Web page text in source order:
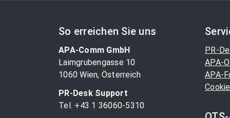
So erreichen Sie uns
APA-Comm GmbH
Laimgrubengasse 10
1060 Wien, Österreich
PR-Desk Support
Tel. +43 1 36060-5310
PR-
APA-
APA-